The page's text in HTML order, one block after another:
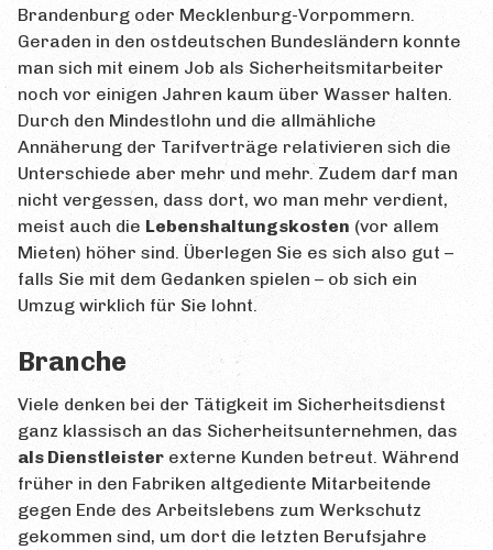
Brandenburg oder Mecklenburg-Vorpommern.
Geraden in den ostdeutschen Bundesländern konnte
man sich mit einem Job als Sicherheitsmitarbeiter
noch vor einigen Jahren kaum über Wasser halten.
Durch den Mindestlohn und die allmähliche
Annäherung der Tarifverträge relativieren sich die
Unterschiede aber mehr und mehr. Zudem darf man
nicht vergessen, dass dort, wo man mehr verdient,
meist auch die Lebenshaltungskosten (vor allem
Mieten) höher sind. Überlegen Sie es sich also gut –
falls Sie mit dem Gedanken spielen – ob sich ein
Umzug wirklich für Sie lohnt.
Branche
Viele denken bei der Tätigkeit im Sicherheitsdienst
ganz klassisch an das Sicherheitsunternehmen, das
als Dienstleister externe Kunden betreut. Während
früher in den Fabriken altgediente Mitarbeitende
gegen Ende des Arbeitslebens zum Werkschutz
gekommen sind, um dort die letzten Berufsjahre